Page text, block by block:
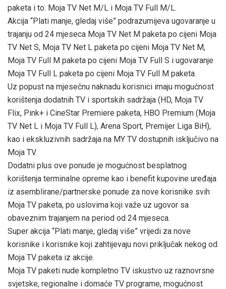
paketa i to: Moja TV Net M/L i Moja TV Full M/L.
Akcija “Plati manje, gledaj više” podrazumijeva ugovaranje u
trajanju od 24 mjeseca Moja TV Net M paketa po cijeni Moja
TV Net S, Moja TV Net L paketa po cijeni Moja TV Net M,
Moja TV Full M paketa po cijeni Moja TV Full S i ugovaranje
Moja TV Full L paketa po cijeni Moja TV Full M paketa.
Uz popust na mjesečnu naknadu korisnici imaju mogućnost
korištenja dodatnih TV i sportskih sadržaja (HD, Moja TV
Flix, Pink+ i CineStar Premiere paketa, HBO Premium (Moja
TV Net L i Moja TV Full L), Arena Sport, Premijer Liga BiH),
kao i ekskluzivnih sadržaja na MY TV dostupnih isključivo na
Moja TV.
Dodatni plus ove ponude je mogućnost besplatnog
korištenja terminalne opreme kao i benefit kupovine uređaja
iz asemblirane/partnerske ponude za nove korisnike svih
Moja TV paketa, po uslovima koji važe uz ugovor sa
obaveznim trajanjem na period od 24 mjeseca.
Super akcija “Plati manje, gledaj više” vrijedi za nove
korisnike i korisnike koji zahtijevaju novi priključak nekog od
Moja TV paketa iz akcije.
Moja TV paketi nude kompletno TV iskustvo uz raznovrsne
svjetske, regionalne i domaće TV programe, mogućnost